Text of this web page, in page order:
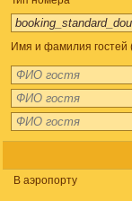
Имя и фамилия гостей
В аэропорту